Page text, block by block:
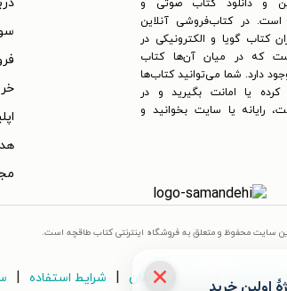
و دانلود کتاب صوتی و
است. در کتاب‌فروشی آنلاین
کتاب گویا و الکترونیکی در
که در میان آن‌ها کتاب
دارد. شما می‌توانید کتاب‌ها
کرده یا امانت بگیرید و در
رایانه یا سایت بخوانید و
سایت محفوظ و متعلق به فروشگاه اینترنتی کتاب طاقچه است.
ناشران ثبت‌نام مؤلفان شرایط استفاده